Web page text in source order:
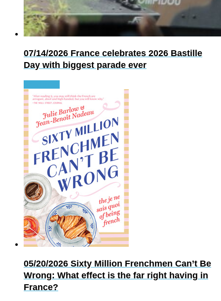
07/14/2026 France celebrates 2026 Bastille
Day with biggest parade ever
05/20/2026 Sixty Million Frenchmen Can’t Be
Wrong: What effect is the far right having in
France?